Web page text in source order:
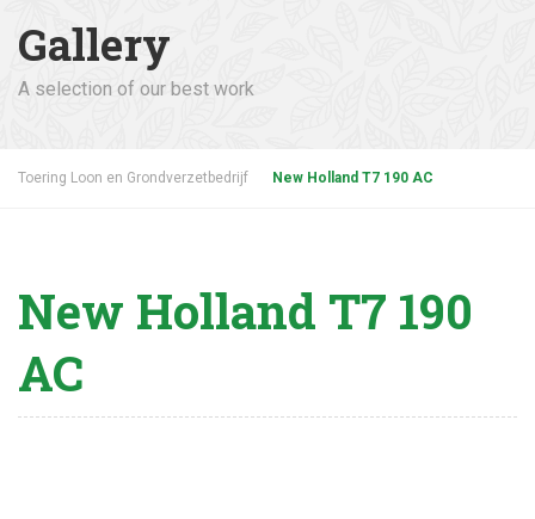
Gallery
A selection of our best work
Toering Loon en Grondverzetbedrijf New Holland T7 190 AC
New Holland T7 190
AC